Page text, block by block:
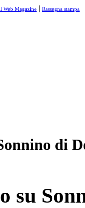
Web Magazine | Rassegna stampa
di
su